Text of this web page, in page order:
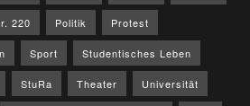
220 Politik Protest
Sport Studentisches Leben
StuRa Theater Universität